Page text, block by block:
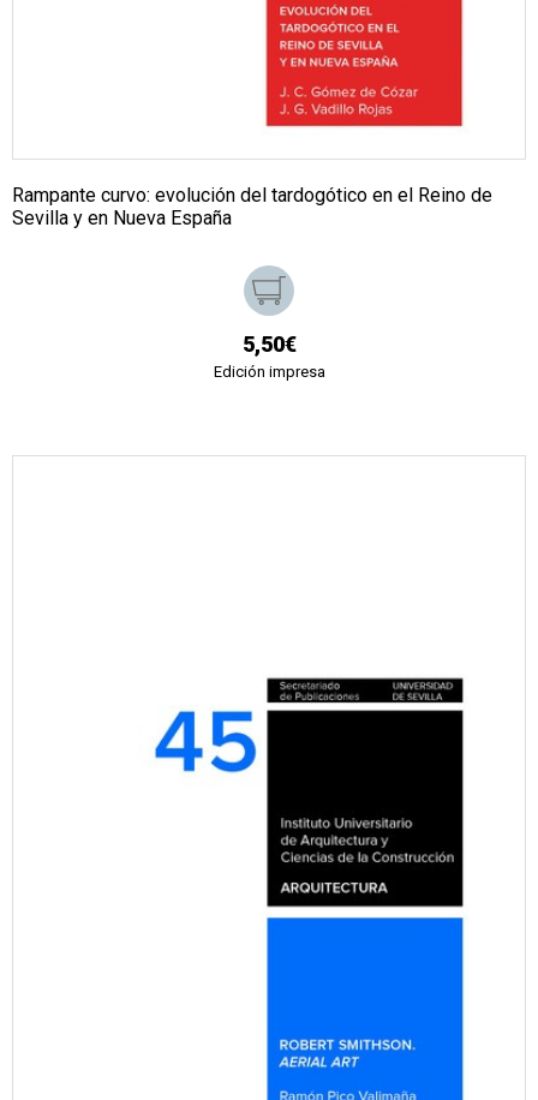
Rampante curvo: evolución del tardogótico en el Reino de
Sevilla y en Nueva España
5,50€
Edición impresa